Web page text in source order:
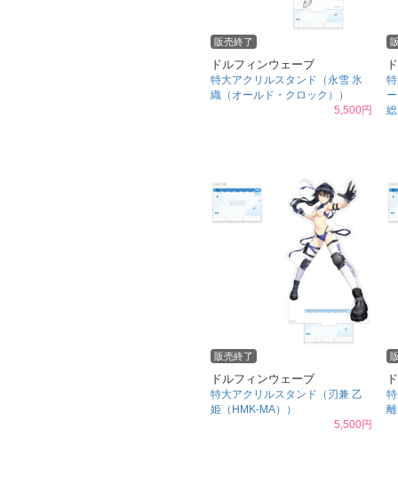
販売終了
ドルフィンウェーブ
特大アクリルスタンド（永雪 氷
織（オールド・クロック））
5,500円
販売終了
ドルフィンウェーブ
特大アクリルスタンド（刃兼 乙
姫（HMK-MA））
5,500円